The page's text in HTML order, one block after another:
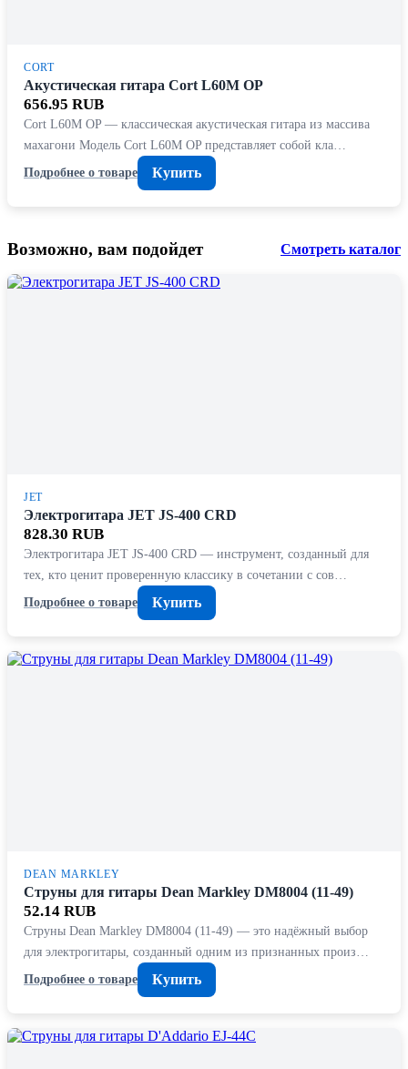
CORT
Акустическая гитара Cort L60M OP
656.95 RUB
Cort L60M OP — классическая акустическая гитара из массива
махагони Модель Cort L60M OP представляет собой кла…
Подробнее о товаре
Купить
Возможно, вам подойдет Смотреть каталог
JET
Электрогитара JET JS-400 CRD
828.30 RUB
Электрогитара JET JS-400 CRD — инструмент, созданный для
тех, кто ценит проверенную классику в сочетании с сов…
Подробнее о товаре
Купить
DEAN MARKLEY
Струны для гитары Dean Markley DM8004 (11-49)
52.14 RUB
Струны Dean Markley DM8004 (11-49) — это надёжный выбор
для электрогитары, созданный одним из признанных произ…
Подробнее о товаре
Купить